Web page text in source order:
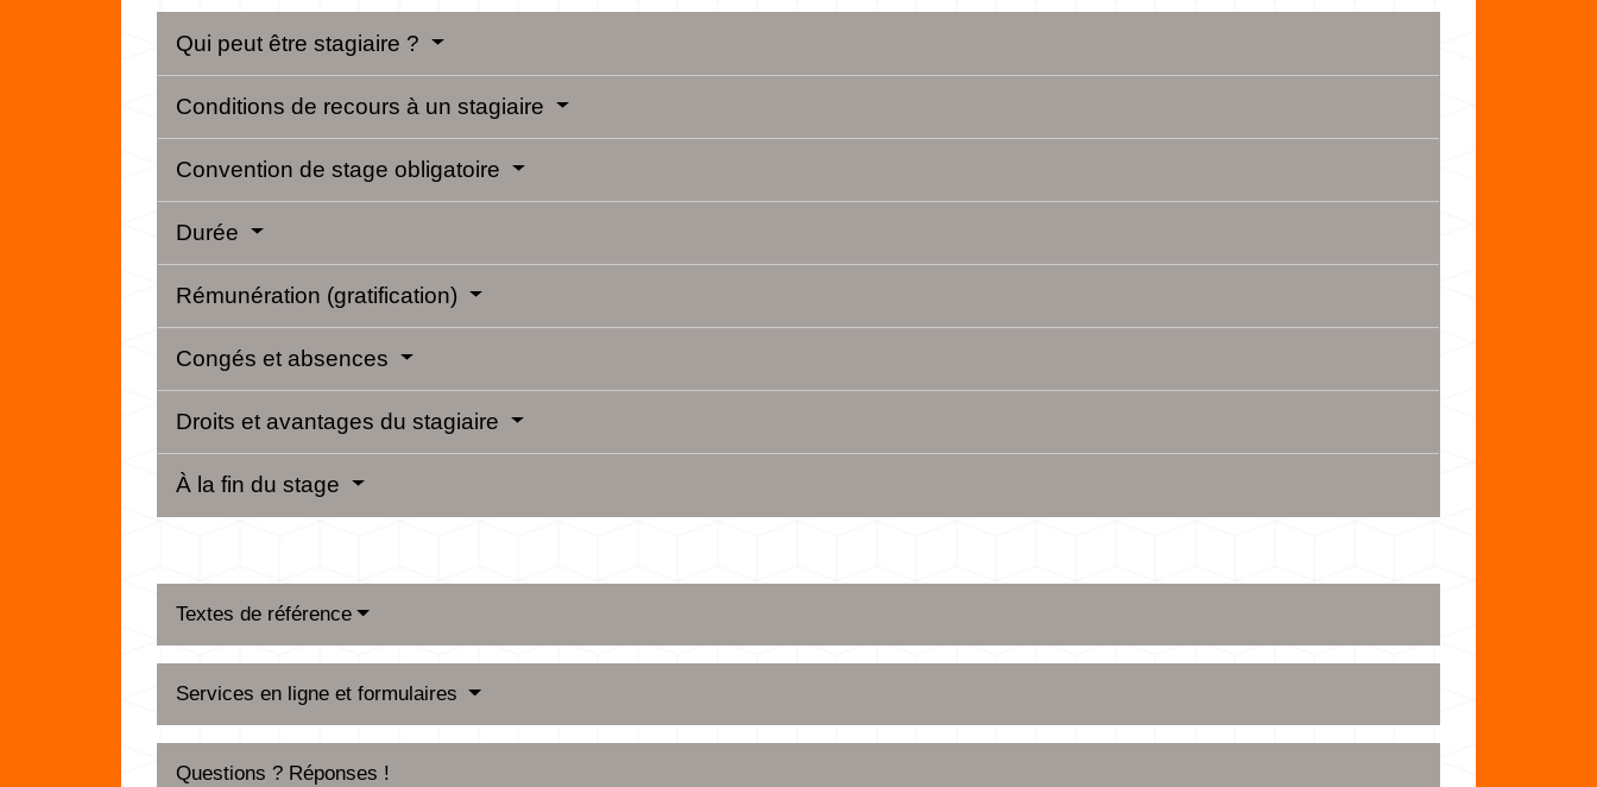
Qui peut être stagiaire ?
Conditions de recours à un stagiaire
Convention de stage obligatoire
Durée
Rémunération (gratification)
Congés et absences
Droits et avantages du stagiaire
À la fin du stage
Textes de référence
Services en ligne et formulaires
Questions ? Réponses !